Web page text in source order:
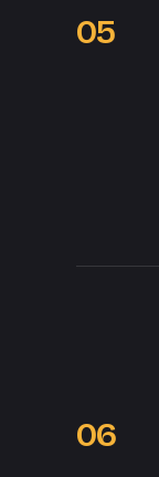
05
06